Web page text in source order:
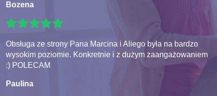
Bozena
Obsługa ze strony Pana Marcina i Aliego była na bardzo
wysokim poziomie. Konkretnie i z dużym zaangażowaniem
:) POLECAM
Paulina